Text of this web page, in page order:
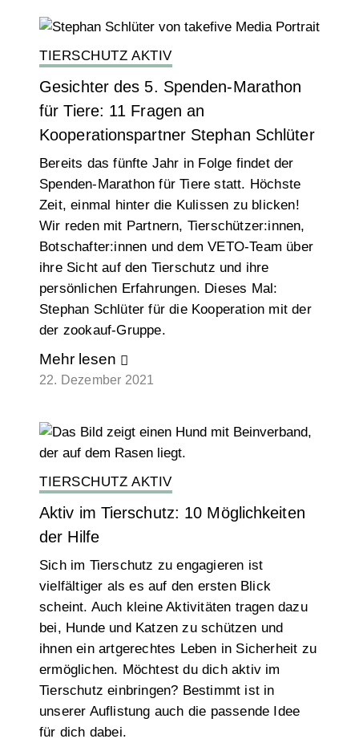
TIERSCHUTZ AKTIV
Gesichter des 5. Spenden-Marathon
für Tiere: 11 Fragen an
Kooperationspartner Stephan Schlüter
Bereits das fünfte Jahr in Folge findet der
Spenden-Marathon für Tiere statt. Höchste
Zeit, einmal hinter die Kulissen zu blicken!
Wir reden mit Partnern, Tierschützer:innen,
Botschafter:innen und dem VETO-Team über
ihre Sicht auf den Tierschutz und ihre
persönlichen Erfahrungen. Dieses Mal:
Stephan Schlüter für die Kooperation mit der
der zookauf-Gruppe.
Mehr lesen
22. Dezember 2021
TIERSCHUTZ AKTIV
Aktiv im Tierschutz: 10 Möglichkeiten
der Hilfe
Sich im Tierschutz zu engagieren ist
vielfältiger als es auf den ersten Blick
scheint. Auch kleine Aktivitäten tragen dazu
bei, Hunde und Katzen zu schützen und
ihnen ein artgerechtes Leben in Sicherheit zu
ermöglichen. Möchtest du dich aktiv im
Tierschutz einbringen? Bestimmt ist in
unserer Auflistung auch die passende Idee
für dich dabei.